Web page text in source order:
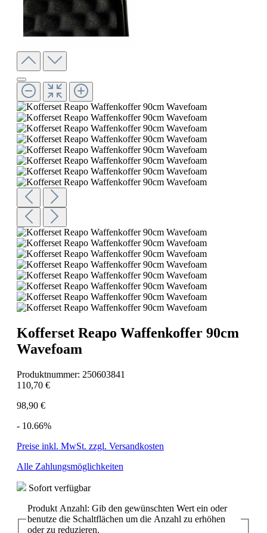
Kofferset Reapo Waffenkoffer 90cm
Wavefoam
Produktnummer: 250603841
110,70 €
98,90 €
- 10.66%
Preise inkl. MwSt. zzgl. Versandkosten
Alle Zahlungsmöglichkeiten
Sofort verfügbar
Produkt Anzahl: Gib den gewünschten Wert ein oder
benutze die Schaltflächen um die Anzahl zu erhöhen
oder zu reduzieren.